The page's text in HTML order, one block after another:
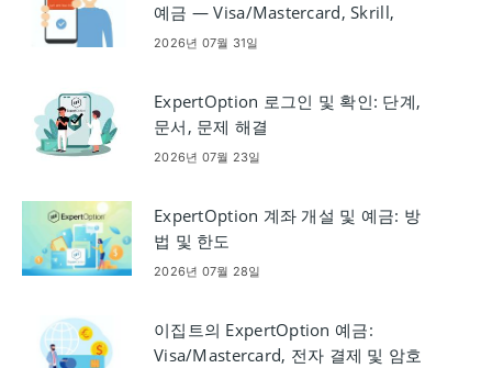
예금 — Visa/Mastercard, Skrill,
Neteller, Crypto
2026년 07월 31일
ExpertOption 로그인 및 확인: 단계,
문서, 문제 해결
2026년 07월 23일
ExpertOption 계좌 개설 및 예금: 방
법 및 한도
2026년 07월 28일
이집트의 ExpertOption 예금:
Visa/Mastercard, 전자 결제 및 암호